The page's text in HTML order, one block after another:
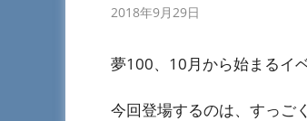
2018年9月29日
夢100、10月から始まるイ
今回登場するのは、すっご